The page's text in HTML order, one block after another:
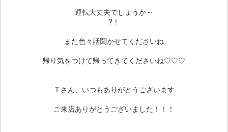
運転大丈夫でしょうか～
?！
また色々話聞かせてくださいね
帰り気をつけて帰ってきてくださいね♡♡♡
Ｔさん、いつもありがとうございます
ご来店ありがとうございました！！！